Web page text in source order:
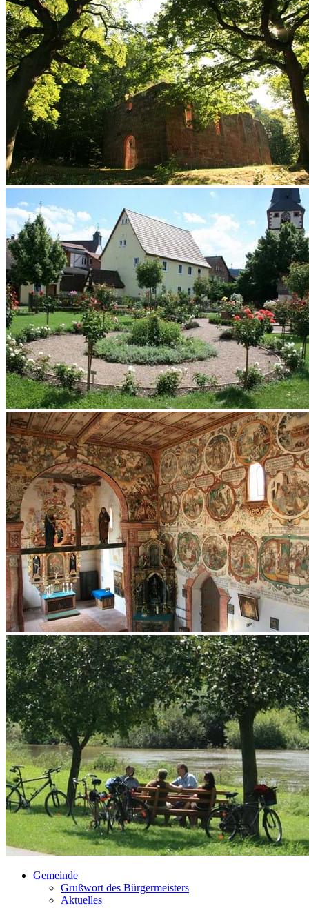
Gemeinde
Grußwort des Bürgermeisters
Aktuelles